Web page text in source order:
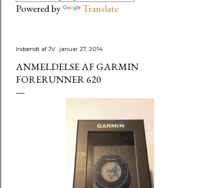
Powered by Translate
Indsendt af JV januar 27, 2014
ANMELDELSE AF GARMIN
FORERUNNER 620